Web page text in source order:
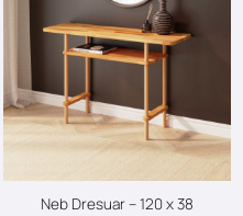
Neb Dresuar – 120 x 38